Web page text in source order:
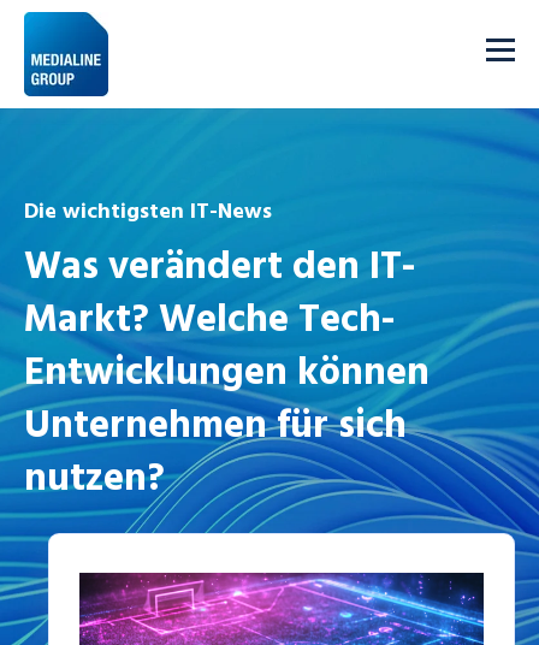
Die wichtigsten IT-News
Was verändert den IT-
Markt? Welche Tech-
Entwicklungen können
Unternehmen für sich
nutzen?